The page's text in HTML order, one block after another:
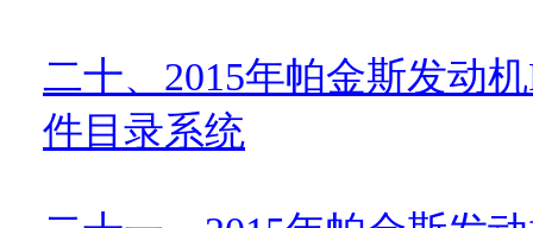
二十、 2015年帕金斯发动机
件目录系统